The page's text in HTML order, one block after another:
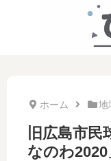
ホーム 地
旧広島市
なのわ